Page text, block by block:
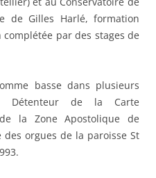
de Gilles Harlé, formation
par des stages de
basse dans plusieurs
Détenteur de la Carte
de la Zone Apostolique de
orgues de la paroisse St